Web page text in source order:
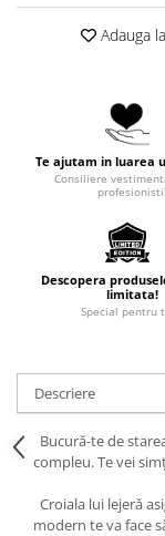
Adauga
Te ajutam in luarea
Consiliere
profesionisti!
Descopera
limitata!
Special pentru
Descriere
Bucură-te de
compleu. Te vei
Croiala lui lejeră
modern te va face